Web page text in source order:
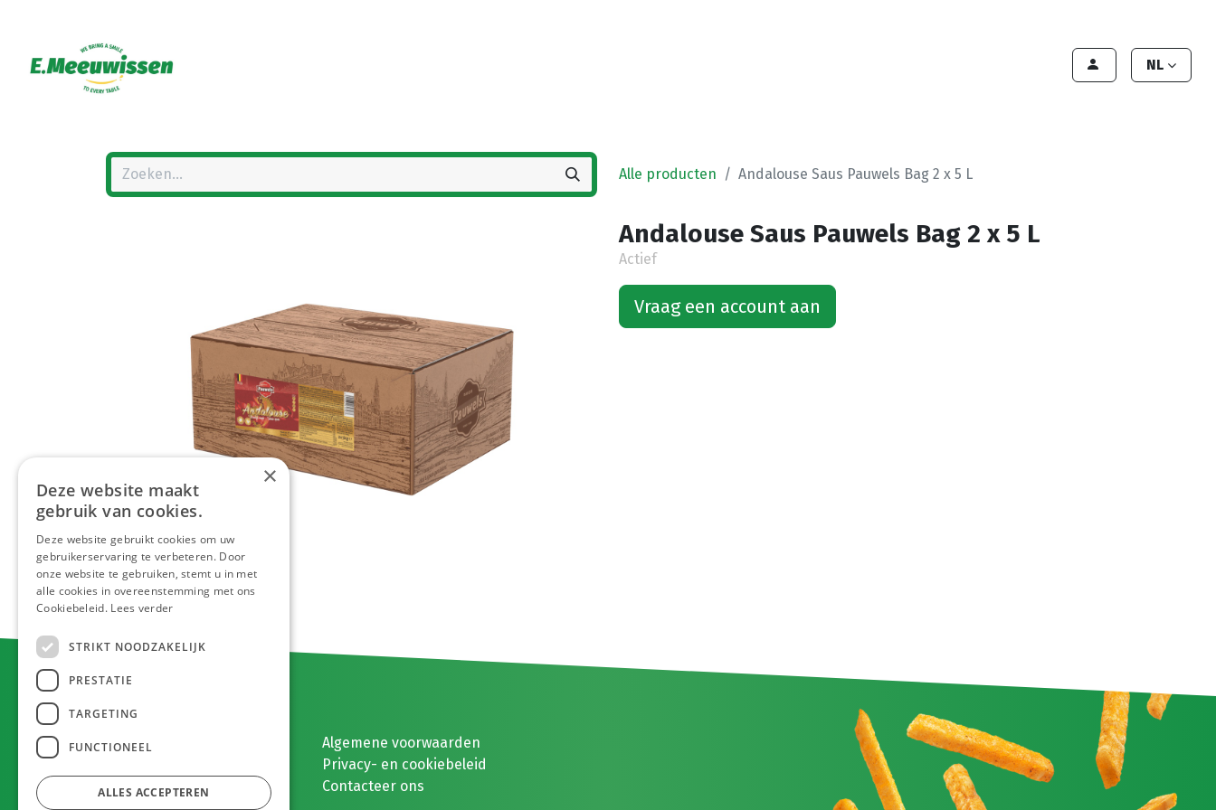
NL
Alle producten Andalouse Saus Pauwels Bag 2 x 5 L
Andalouse Saus Pauwels Bag 2 x 5 L
Actief
Vraag een account aan
E. MEEUWISSEN BV
Gaston Eyskenslaan 2
3900 Pelt, België
Algemene voorwaarden
Privacy- en cookiebeleid
Contacteer ons
×
Deze website maakt
gebruik van cookies.
Deze website gebruikt cookies om uw
gebruikerservaring te verbeteren. Door
onze website te gebruiken, stemt u in met
alle cookies in overeenstemming met ons
Cookiebeleid. Lees verder
STRIKT NOODZAKELIJK
PRESTATIE
TARGETING
FUNCTIONEEL
ALLES ACCEPTEREN